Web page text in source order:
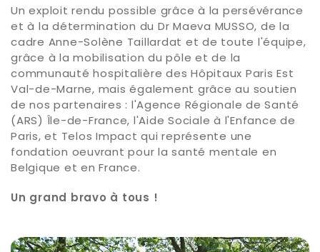
Un exploit rendu possible grâce à la persévérance
et à la détermination du Dr Maeva MUSSO, de la
cadre Anne-Solène Taillardat et de toute l'équipe,
grâce à la mobilisation du pôle et de la
communauté hospitalière des Hôpitaux Paris Est
Val-de-Marne, mais également grâce au soutien
de nos partenaires : l'Agence Régionale de Santé
(ARS) Île-de-France, l'Aide Sociale à l'Enfance de
Paris, et Telos Impact qui représente une
fondation oeuvrant pour la santé mentale en
Belgique et en France.
Un grand bravo à tous !